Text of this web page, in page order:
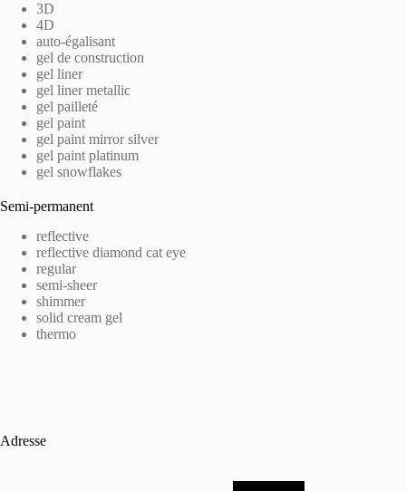
3D
4D
auto-égalisant
gel de construction
gel liner
gel liner metallic
gel pailleté
gel paint
gel paint mirror silver
gel paint platinum
gel snowflakes
Semi-permanent
reflective
reflective diamond cat eye
regular
semi-sheer
shimmer
solid cream gel
thermo
Adresse